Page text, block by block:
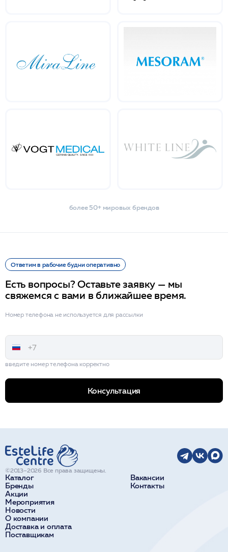
более 50+ мировых брендов
Ответим в рабочие будни оперативно
Есть вопросы? Оставьте заявку — мы
свяжемся с вами в ближайшее время.
Номер телефона не используется для рассылки
введите номер телефона корректно
Консультация
Каталог
Бренды
Акции
Мероприятия
Новости
О компании
Доставка и оплата
Поставщикам
Вакансии
Контакты
©2013–2026 Все права защищены.